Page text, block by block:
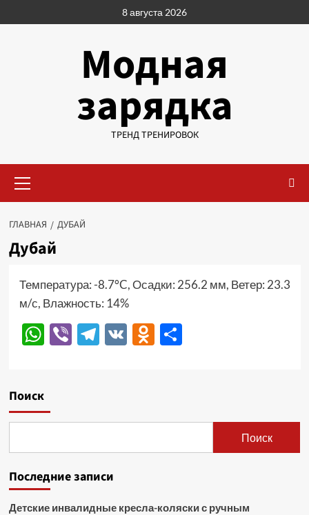
к
8 августа 2026
Модная
зарядка
ТРЕНД ТРЕНИРОВОК
меню
ГЛАВНАЯ ДУБАЙ
Дубай
Температура: -8.7°C, Осадки: 256.2 мм, Ветер: 23.3
м/с, Влажность: 14%
WhatsApp
ViberTelegram
VKOdnoklassniki
Отправить
Поиск
Поиск
Последние записи
Детские инвалидные кресла-коляски с ручным